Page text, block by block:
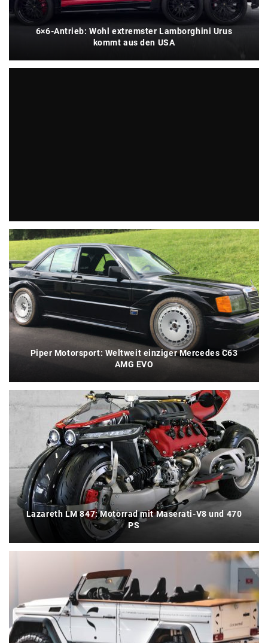
6×6-Antrieb: Wohl extremster Lamborghini Urus
kommt aus den USA
Klassiker: The Beast von John Dodd wird verkauft
Piper Motorsport: Weltweit einziger Mercedes C63
AMG EVO
Lazareth LM 847: Motorrad mit Maserati-V8 und 470
PS